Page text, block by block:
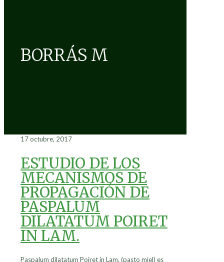
BORRÁS M
17 octubre, 2017
ESTUDIO DE LOS
MECANISMOS DE
PROPAGACIÓN DE
PASPALUM
DILATATUM POIRET
IN LAM.
Paspalum dilatatum Poiret in Lam. (pasto miel) es